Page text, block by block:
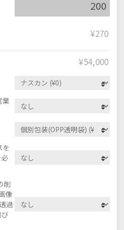
¥270
¥54,000
業
を
削
像
過